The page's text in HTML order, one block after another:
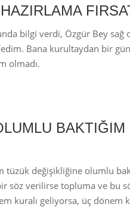
bilgi verdi, Özgür Bey
Bana kurultaydan bir
olmadı.
tüzük değişikliğine olumlu
söz verilirse topluma ve bu
kuralı geliyorsa, üç dönem